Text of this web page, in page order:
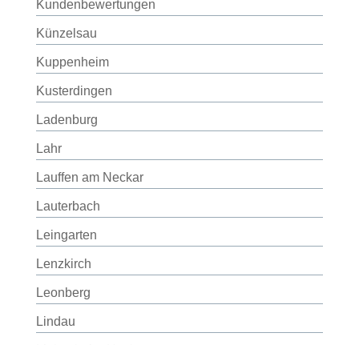
Kundenbewertungen
Künzelsau
Kuppenheim
Kusterdingen
Ladenburg
Lahr
Lauffen am Neckar
Lauterbach
Leingarten
Lenzkirch
Leonberg
Lindau